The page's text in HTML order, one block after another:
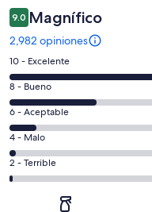
9.0 Magnífico
2,982 opiniones
Puntuación
de
10,
es
decir,
Excelente.
Basada
en
10 - Excelente
Puntuación
de
8,
es
decir,
Bueno.
8 - Bueno
Puntuación
de
6,
es
decir,
Aceptable.
6 - Aceptable
Puntuación
de
4,
4 - Malo
Puntuación
de
2 - Terrible